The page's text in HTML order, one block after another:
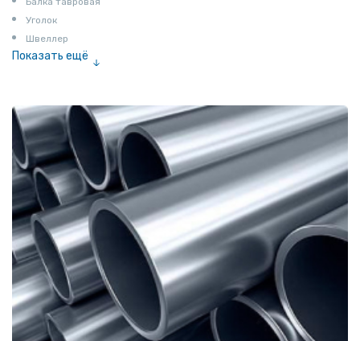
Уголок
Швеллер
Показать ещё
Катанка
Шестигранник
Полособульб
Полукруг
Шпунт Ларсена